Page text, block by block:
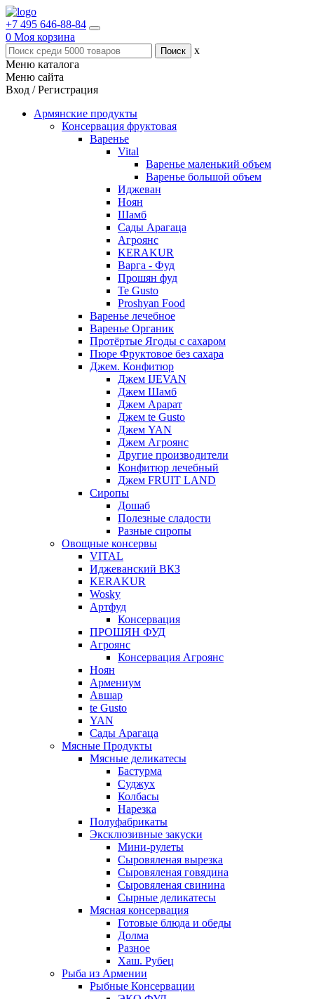
+7 495 646-88-84
0 Моя корзина
x
Меню каталога
Меню сайта
Вход / Регистрация
Армянские продукты
Консервация фруктовая
Варенье
Vital
Варенье маленький объем
Варенье большой объем
Иджеван
Ноян
Шамб
Сады Арагаца
Агроянс
KERAKUR
Варга - Фуд
Прошян фуд
Te Gusto
Proshyan Food
Варенье лечебное
Варенье Органик
Протёртые Ягоды с сахаром
Пюре Фруктовое без сахара
Джем. Конфитюр
Джем IJEVAN
Джем Шамб
Джем Арарат
Джем te Gusto
Джем YAN
Джем Агроянс
Другие производители
Конфитюр лечебный
Джем FRUIT LAND
Сиропы
Дошаб
Полезные сладости
Разные сиропы
Овощные консервы
VITAL
Иджеванский ВКЗ
KERAKUR
Wosky
Артфуд
Консервация
ПРОШЯН ФУД
Агроянс
Консервация Агроянс
Ноян
Армениум
Авшар
te Gusto
YAN
Сады Арагаца
Мясные Продукты
Мясные деликатесы
Бастурма
Суджух
Колбасы
Нарезка
Полуфабрикаты
Эксклюзивные закуски
Мини-рулеты
Сыровяленая вырезка
Сыровяленая говядина
Сыровяленая свинина
Сырные деликатесы
Мясная консервация
Готовые блюда и обеды
Долма
Разное
Хаш. Рубец
Рыба из Армении
Рыбные Консервации